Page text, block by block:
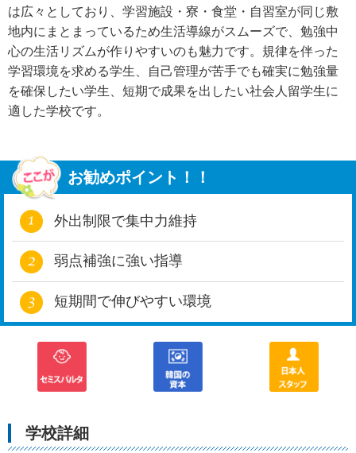
は広々としており、学習施設・寮・食堂・自習室が同じ敷
地内にまとまっているため生活導線がスムーズで、勉強中
心の生活リズムが作りやすいのも魅力です。規律を伴った
学習環境を求める学生、自己管理が苦手でも確実に勉強量
を確保したい学生、短期で成果を出したい社会人留学生に
適した学校です。
お勧めポイント！！
外出制限で集中力維持
弱点補強に強い指導
短期間で伸びやすい環境
学校詳細